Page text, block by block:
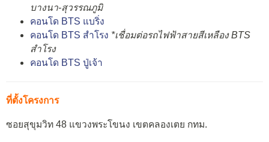
บางนา-สุวรรณภูมิ
คอนโด BTS แบริ่ง
คอนโด BTS สำโรง *เชื่อมต่อรถไฟฟ้าสายสีเหลือง BTS
สำโรง
คอนโด BTS ปู่เจ้า
ที่ตั้งโครงการ
ซอยสุขุมวิท 48 แขวงพระโขนง เขตคลองเตย กทม.